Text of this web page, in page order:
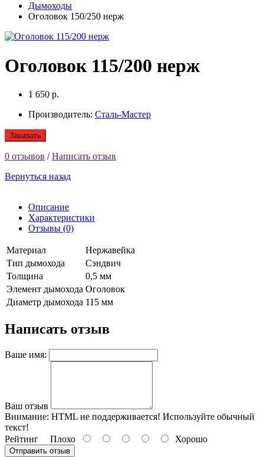
Дымоходы
Оголовок 150/250 нерж
Оголовок 115/200 нерж
1 650 р.
Производитель: Сталь-Мастер
Заказать
0 отзывов /Написать отзыв
Вернуться назад
Описание
Характеристики
Отзывы (0)
Материал
Нержавейка
Тип дымохода
Сэндвич
Толщина
0,5 мм
Элемент дымохода Оголовок
Диаметр дымохода 115 мм
Написать отзыв
Ваше имя:
Ваш отзыв
Внимание: HTML не поддерживается! Используйте обычный
текст!
Рейтинг Плохо Хорошо
Отправить отзыв